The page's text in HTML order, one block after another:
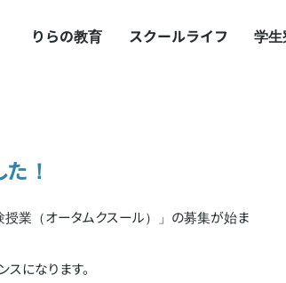
りらの教育 スクールライフ 学
！
業（オータムクスール）」の募集が始ま
になります。